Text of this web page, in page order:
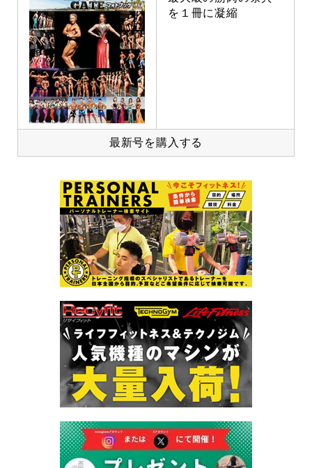
を１冊に凝縮
最新号を購入する